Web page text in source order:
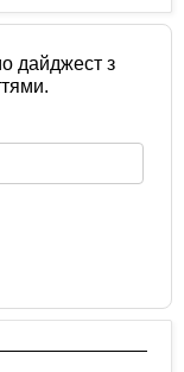
дайджест з